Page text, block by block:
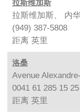
拉斯维加斯
拉斯维加斯、 内
(949) 387-5808
距离 英里
洛桑
Avenue
0041 61 285 15 25
距离 英里